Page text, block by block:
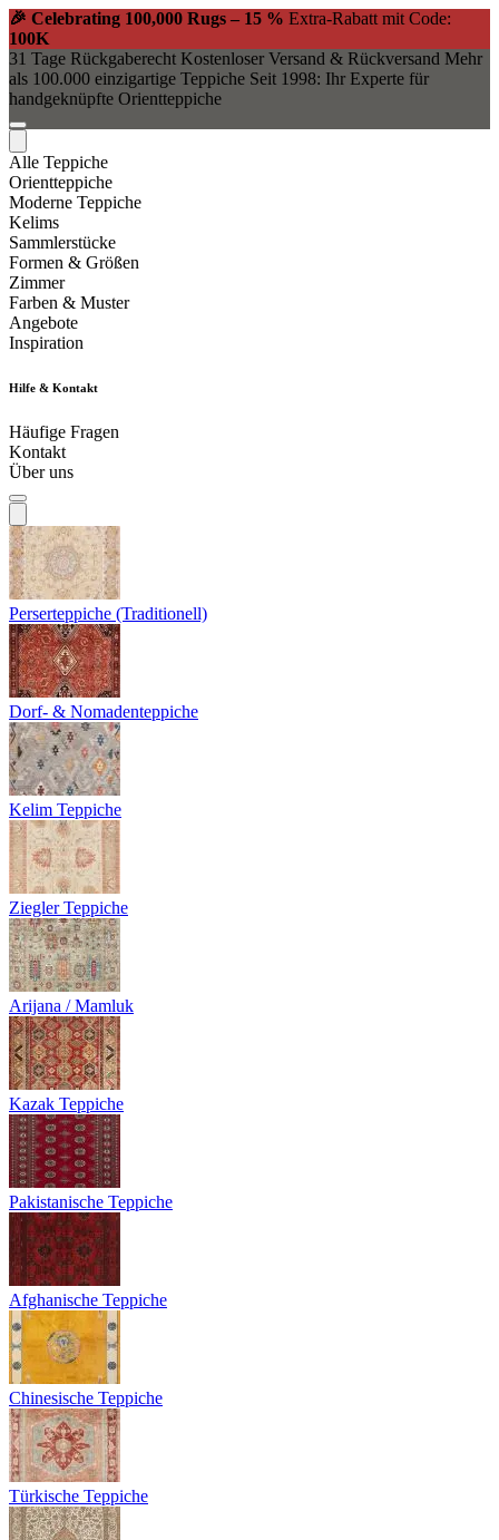
🎉 Celebrating 100,000 Rugs – 15 % Extra-Rabatt mit Code:
100K
31 Tage Rückgaberecht Kostenloser Versand & Rückversand Mehr
als 100.000 einzigartige Teppiche Seit 1998: Ihr Experte für
handgeknüpfte Orientteppiche
Alle Teppiche
Orientteppiche
Moderne Teppiche
Kelims
Sammlerstücke
Formen & Größen
Zimmer
Farben & Muster
Angebote
Inspiration
Hilfe & Kontakt
Häufige Fragen
Kontakt
Über uns
Perserteppiche (Traditionell)
Dorf- & Nomadenteppiche
Kelim Teppiche
Ziegler Teppiche
Arijana / Mamluk
Kazak Teppiche
Pakistanische Teppiche
Afghanische Teppiche
Chinesische Teppiche
Türkische Teppiche